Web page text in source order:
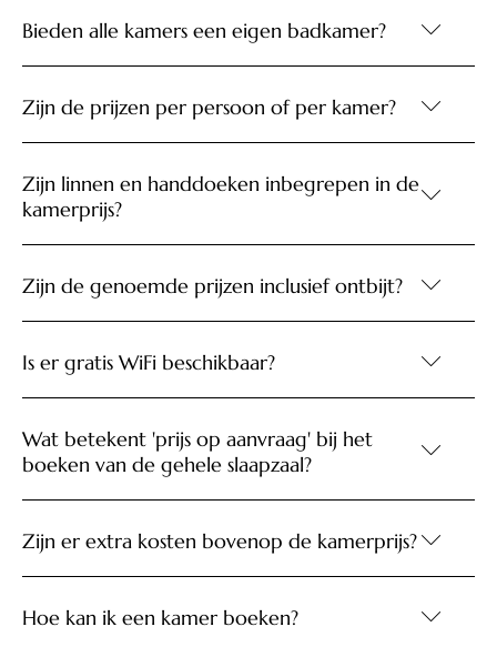
Bieden alle kamers een eigen badkamer?
Zijn de prijzen per persoon of per kamer?
Zijn linnen en handdoeken inbegrepen in de
kamerprijs?
Zijn de genoemde prijzen inclusief ontbijt?
Is er gratis WiFi beschikbaar?
Wat betekent 'prijs op aanvraag' bij het
boeken van de gehele slaapzaal?
Zijn er extra kosten bovenop de kamerprijs?
Hoe kan ik een kamer boeken?